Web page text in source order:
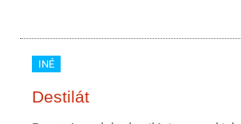
INÉ
Destilát